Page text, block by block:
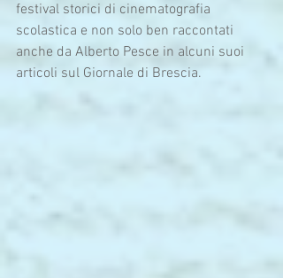
festival storici di cinematografia
scolastica e non solo ben raccontati
anche da Alberto Pesce in alcuni suoi
articoli sul Giornale di Brescia.